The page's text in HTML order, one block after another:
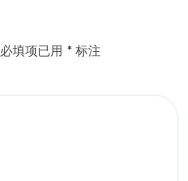
必填项已用 * 标注